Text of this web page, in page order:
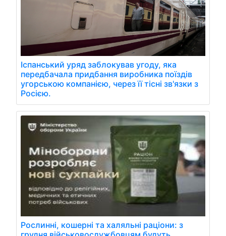
Іспанський уряд заблокував угоду, яка
передбачала придбання виробника поїздів
угорською компанією, через її тісні зв'язки з
Росією.
Рослинні, кошерні та халяльні раціони: з